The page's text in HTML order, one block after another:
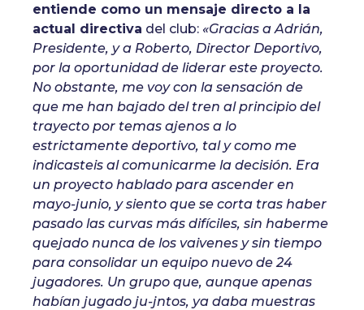
entiende como un mensaje directo a la
actual directiva del club: «Gracias a Adrián,
Presidente, y a Roberto, Director Deportivo,
por la oportunidad de liderar este proyecto.
No obstante, me voy con la sensación de
que me han bajado del tren al principio del
trayecto por temas ajenos a lo
estrictamente deportivo, tal y como me
indicasteis al comunicarme la decisión. Era
un proyecto hablado para ascender en
mayo-junio, y siento que se corta tras haber
pasado las curvas más difíciles, sin haberme
quejado nunca de los vaivenes y sin tiempo
para consolidar un equipo nuevo de 24
jugadores. Un grupo que, aunque apenas
habían jugado ju-jntos, ya daba muestras